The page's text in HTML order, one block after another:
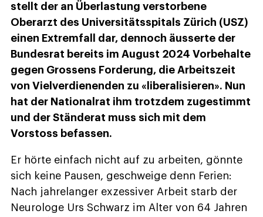
stellt der an Überlastung verstorbene
Oberarzt des Universitätsspitals Zürich (USZ)
einen Extremfall dar, dennoch äusserte der
Bundesrat bereits im August 2024 Vorbehalte
gegen Grossens Forderung, die Arbeitszeit
von Vielverdienenden zu «liberalisieren». Nun
hat der Nationalrat ihm trotzdem zugestimmt
und der Ständerat muss sich mit dem
Vorstoss befassen.
Er hörte einfach nicht auf zu arbeiten, gönnte
sich keine Pausen, geschweige denn Ferien:
Nach jahrelanger exzessiver Arbeit starb der
Neurologe Urs Schwarz im Alter von 64 Jahren